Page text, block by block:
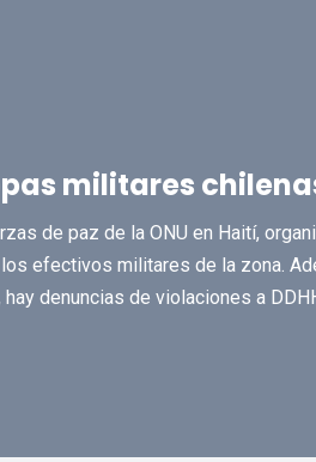
militares
de paz de la ONU en Haití,
efectivos militares de la zona.
denuncias de violaciones a